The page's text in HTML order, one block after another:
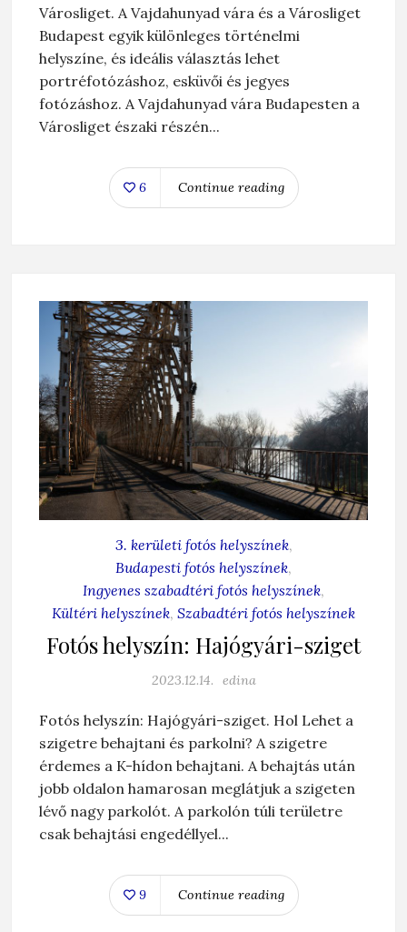
Városliget. A Vajdahunyad vára és a Városliget
Budapest egyik különleges történelmi
helyszíne, és ideális választás lehet
portréfotózáshoz, esküvői és jegyes
fotózáshoz. A Vajdahunyad vára Budapesten a
Városliget északi részén...
6 Continue reading
3. kerületi fotós helyszínek,
Budapesti fotós helyszínek,
Ingyenes szabadtéri fotós helyszínek,
Kültéri helyszínek, Szabadtéri fotós helyszínek
Fotós helyszín: Hajógyári-sziget
2023.12.14. edina
Fotós helyszín: Hajógyári-sziget. Hol Lehet a
szigetre behajtani és parkolni? A szigetre
érdemes a K-hídon behajtani. A behajtás után
jobb oldalon hamarosan meglátjuk a szigeten
lévő nagy parkolót. A parkolón túli területre
csak behajtási engedéllyel...
9 Continue reading